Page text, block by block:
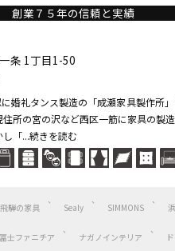
創業７５年の信頼と実績
条 1丁目1-50
婚礼タンス製造の「成瀬家具製作所
所の宮の沢など西区一筋に家具の製
「...続きを読む
飛騨の家具 Sealy SIMMONS
冨士ファニチア ナガノインテリア